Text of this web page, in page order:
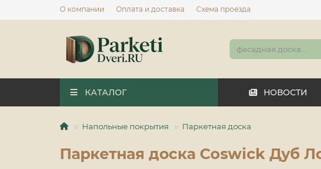
О компании Оплата и доставка Схема проезда
КАТАЛОГ НОВОСТИ
Напольные покрытия Паркетная доска
Паркетная доска Coswick Дуб